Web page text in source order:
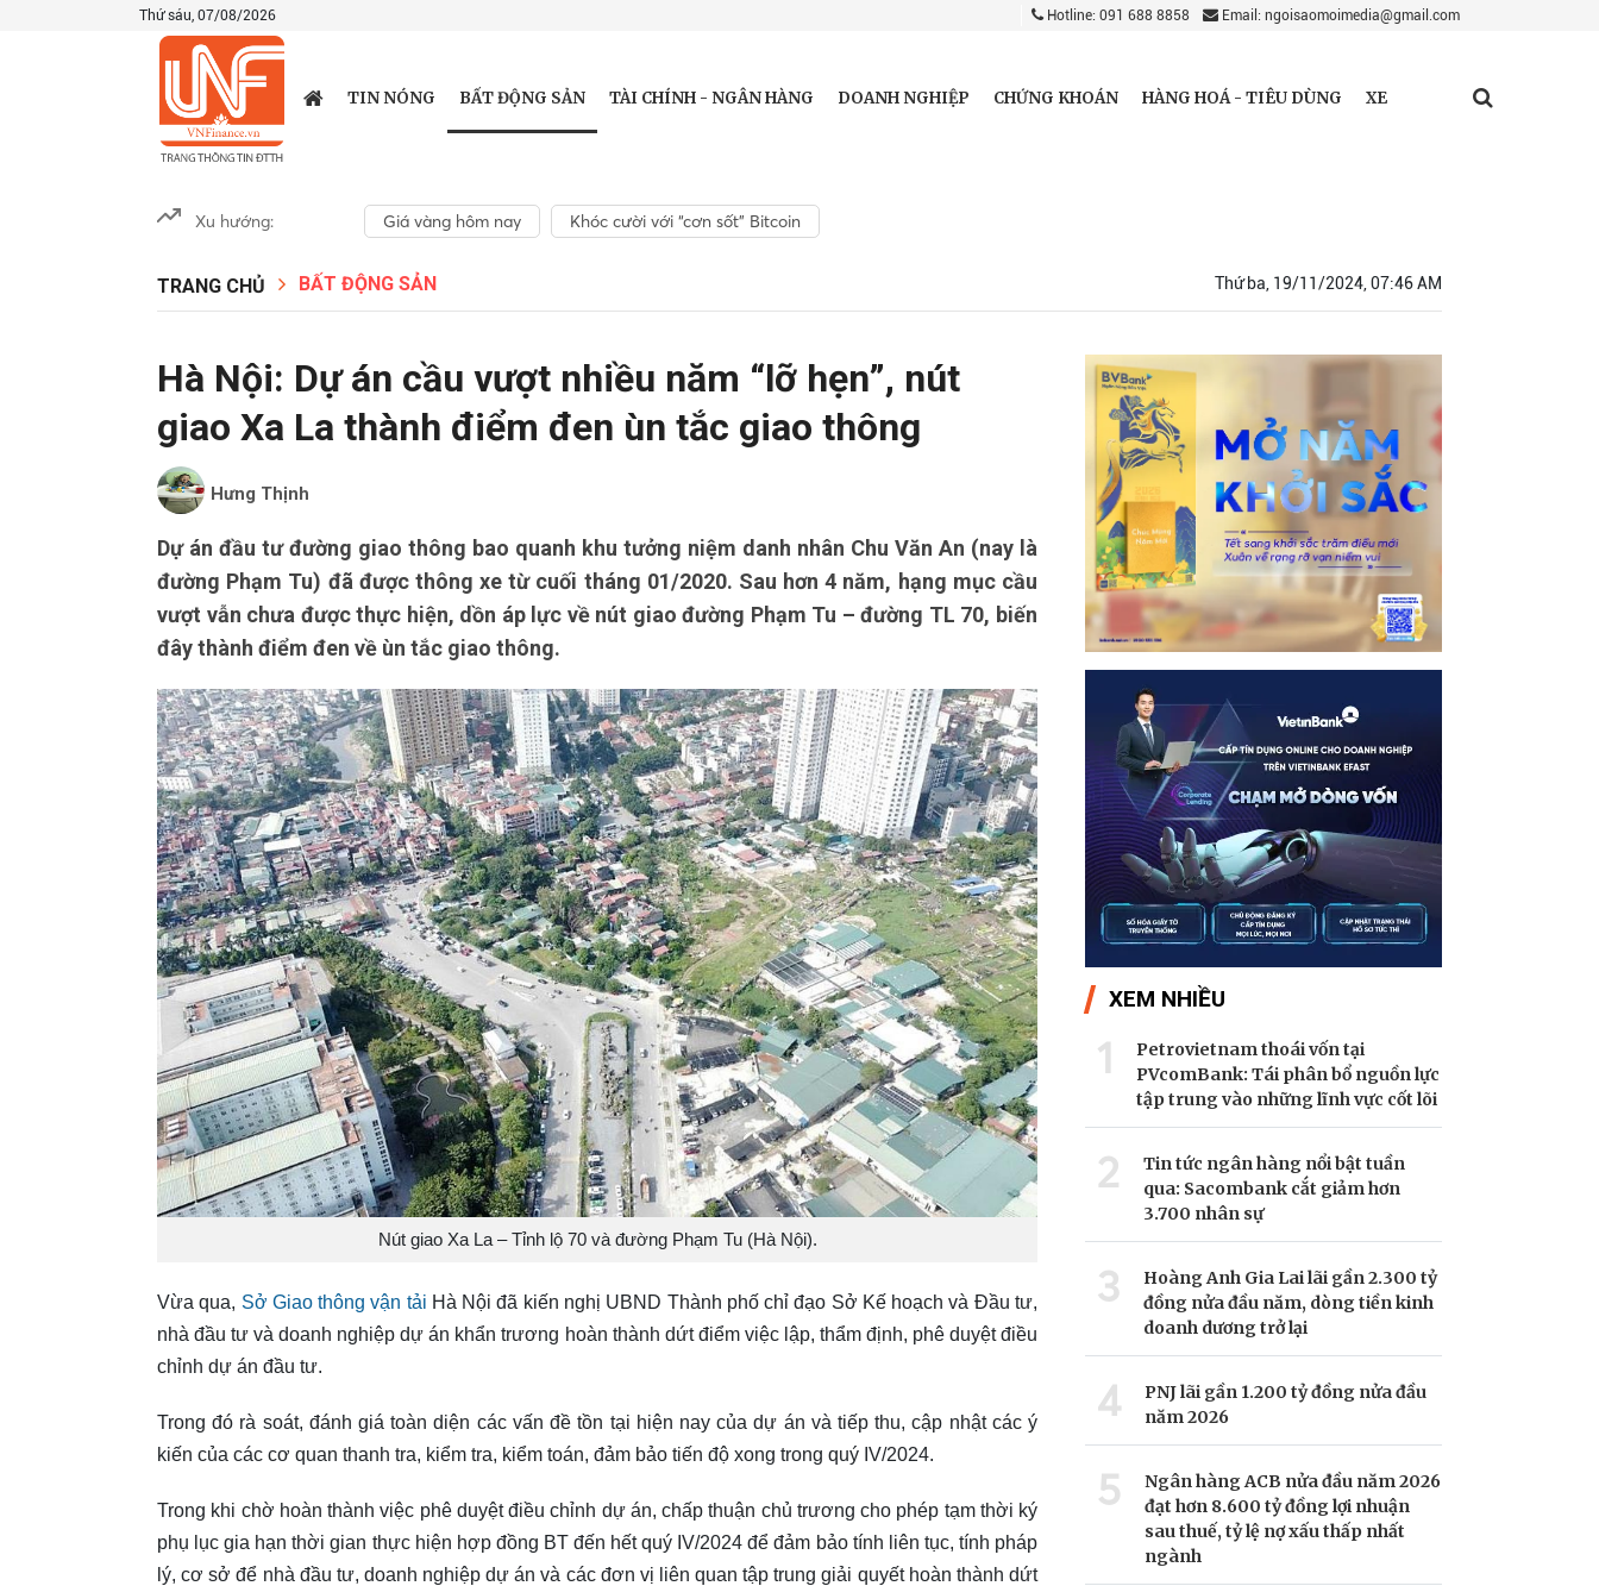
Thứ sáu, 07/08/2026 Hotline: 091 688 8858 Email: ngoisaomoimedia@gmail.com
TIN NÓNG BẤT ĐỘNG SẢN TÀI CHÍNH - NGÂN HÀNG DOANH NGHIỆP CHỨNG KHOÁN HÀNG HOÁ - TIÊU DÙNG XE
Xu hướng: Giá vàng hôm nay Khóc cười với “cơn sốt” Bitcoin
TRANG CHỦ BẤT ĐỘNG SẢN Thứ ba, 19/11/2024, 07:46 AM
Hà Nội: Dự án cầu vượt nhiều năm “lỡ hẹn”, nút
giao Xa La thành điểm đen ùn tắc giao thông
Hưng Thịnh
Dự án đầu tư đường giao thông bao quanh khu tưởng niệm danh nhân Chu Văn An (nay là
đường Phạm Tu) đã được thông xe từ cuối tháng 01/2020. Sau hơn 4 năm, hạng mục cầu
vượt vẫn chưa được thực hiện, dồn áp lực về nút giao đường Phạm Tu – đường TL 70, biến
đây thành điểm đen về ùn tắc giao thông.
Nút giao Xa La – Tỉnh lộ 70 và đường Phạm Tu (Hà Nội).
Vừa qua, Sở Giao thông vận tải Hà Nội đã kiến nghị UBND Thành phố chỉ đạo Sở Kế hoạch và Đầu tư,
nhà đầu tư và doanh nghiệp dự án khẩn trương hoàn thành dứt điểm việc lập, thẩm định, phê duyệt điều
chỉnh dự án đầu tư.
Trong đó rà soát, đánh giá toàn diện các vấn đề tồn tại hiện nay của dự án và tiếp thu, cập nhật các ý
kiến của các cơ quan thanh tra, kiểm tra, kiểm toán, đảm bảo tiến độ xong trong quý IV/2024.
Trong khi chờ hoàn thành việc phê duyệt điều chỉnh dự án, chấp thuận chủ trương cho phép tạm thời ký
phụ lục gia hạn thời gian thực hiện hợp đồng BT đến hết quý IV/2024 để đảm bảo tính liên tục, tính pháp
lý, cơ sở để nhà đầu tư, doanh nghiệp dự án và các đơn vị liên quan tập trung giải quyết hoàn thành dứt
XEM NHIỀU
1
Petrovietnam thoái vốn tại
PVcomBank: Tái phân bổ nguồn lực
tập trung vào những lĩnh vực cốt lõi
2
Tin tức ngân hàng nổi bật tuần
qua: Sacombank cắt giảm hơn
3.700 nhân sự
3
Hoàng Anh Gia Lai lãi gần 2.300 tỷ
đồng nửa đầu năm, dòng tiền kinh
doanh dương trở lại
4
PNJ lãi gần 1.200 tỷ đồng nửa đầu
năm 2026
5
Ngân hàng ACB nửa đầu năm 2026
đạt hơn 8.600 tỷ đồng lợi nhuận
sau thuế, tỷ lệ nợ xấu thấp nhất
ngành